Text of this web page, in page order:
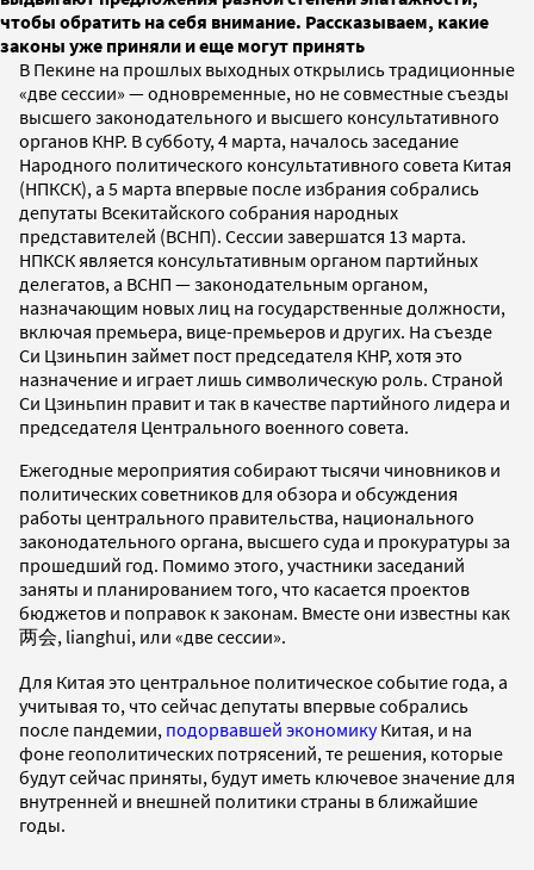
чтобы обратить на себя внимание. Рассказываем, какие
законы уже приняли и еще могут принять
В Пекине на прошлых выходных открылись традиционные
«две сессии» — одновременные, но не совместные съезды
высшего законодательного и высшего консультативного
органов КНР. В субботу, 4 марта, началось заседание
Народного политического консультативного совета Китая
(НПКСК), а 5 марта впервые после избрания собрались
депутаты Всекитайского собрания народных
представителей (ВСНП). Сессии завершатся 13 марта.
НПКСК является консультативным органом партийных
делегатов, а ВСНП — законодательным органом,
назначающим новых лиц на государственные должности,
включая премьера, вице-премьеров и других. На съезде
Си Цзиньпин займет пост председателя КНР, хотя это
назначение и играет лишь символическую роль. Страной
Си Цзиньпин правит и так в качестве партийного лидера и
председателя Центрального военного совета.
Ежегодные мероприятия собирают тысячи чиновников и
политических советников для обзора и обсуждения
работы центрального правительства, национального
законодательного органа, высшего суда и прокуратуры за
прошедший год. Помимо этого, участники заседаний
заняты и планированием того, что касается проектов
бюджетов и поправок к законам. Вместе они известны как
两会, lianghui, или «две сессии».
Для Китая это центральное политическое событие года, а
учитывая то, что сейчас депутаты впервые собрались
после пандемии, подорвавшей экономикуКитая, и на
фоне геополитических потрясений, те решения, которые
будут сейчас приняты, будут иметь ключевое значение для
внутренней и внешней политики страны в ближайшие
годы.